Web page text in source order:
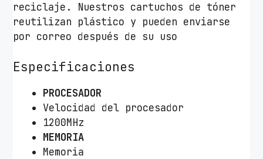
reciclaje. Nuestros cartuchos de tóner
reutilizan plástico y pueden enviarse
por correo después de su uso
Especificaciones
PROCESADOR
Velocidad del procesador
1200MHz
MEMORIA
Memoria